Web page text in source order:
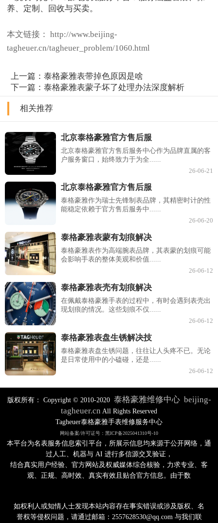
本文链接： http://www.beijing-
tagheuer.cn/tagheuer_problem/1060.html
上一篇：泰格豪雅表带掉色原因是啥
下一篇：泰格豪雅表蒙子坏了处理办法深度解析
相关推荐
北京泰格豪雅官方售后服
北京泰格豪雅官方售后服务中心作为品牌直属的客
户服务窗口，始终致力于为全......
26-06-21
北京泰格豪雅官方售后服
泰格豪雅作为瑞士先锋制表品牌，其精密时计的性
能稳定依赖于官方售后服务中......
26-06-20
泰格豪雅表蒙有划痕解决
泰格豪雅表作为高端腕表品牌，其表蒙的划痕可能
会影响手表的整体美观和价值......
26-06-12
泰格豪雅表壳有划痕解决
在佩戴泰格豪雅手表的过程中，有时会遇到表壳出
现划痕的情况。这些划痕不仅......
26-06-12
泰格豪雅表盘生锈解决技
泰格豪雅表盘生锈问题，往往让人头疼不已。无论
是日常使用中的小磕碰，还是......
26-06-12
版权所有： Copyright © 2010-2020 泰格豪雅维修中心 beijing-
tagheuer.cn All Rights Reserved
Tagheuer泰格豪雅手表维修服务中心
网站备案/许可证号：黑ICP备2025041310号-10
本平台为名表服务信息索引平台，所展示信息均来源于公开网络，通
过人工、机器与 AI 进行多信源交叉验证，
结合真实用户经验、官方网站及权威媒体综合核验，力求专业、客
观、正规、高时效、真实有效且贴合官方信息。由于数
如权利人或知情人士发现本站内容存在事实错误或涉及版权、名
誉权等侵权问题，请通过邮箱：2557628530@qq.com 与我们联